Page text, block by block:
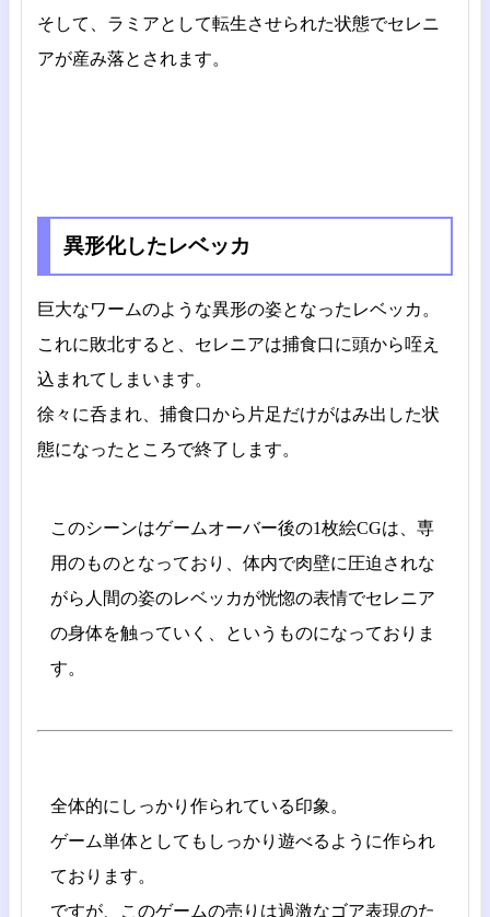
そして、ラミアとして転生させられた状態でセレニ
アが産み落とされます。
異形化したレベッカ
巨大なワームのような異形の姿となったレベッカ。
これに敗北すると、セレニアは捕食口に頭から咥え
込まれてしまいます。
徐々に呑まれ、捕食口から片足だけがはみ出した状
態になったところで終了します。
このシーンはゲームオーバー後の1枚絵CGは、専
用のものとなっており、体内で肉壁に圧迫されな
がら人間の姿のレベッカが恍惚の表情でセレニア
の身体を触っていく、というものになっておりま
す。
全体的にしっかり作られている印象。
ゲーム単体としてもしっかり遊べるように作られ
ております。
ですが、このゲームの売りは過激なゴア表現のた